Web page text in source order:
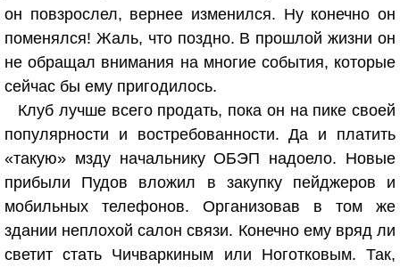
он повзрослел, вернее изменился. Ну конечно он
поменялся! Жаль, что поздно. В прошлой жизни он
не обращал внимания на многие события, которые
сейчас бы ему пригодилось.
Клуб лучше всего продать, пока он на пике своей
популярности и востребованности. Да и платить
«такую» мзду начальнику ОБЭП надоело. Новые
прибыли Пудов вложил в закупку пейджеров и
мобильных телефонов. Организовав в том же
здании неплохой салон связи. Конечно ему вряд ли
светит стать Чичваркиным или Ноготковым. Так,